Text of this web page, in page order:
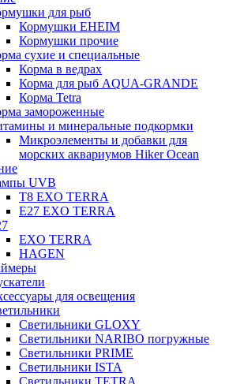
для рыб
Кормушки EHEIM
Кормушки прочие
сухие и специальные
Корма в ведрах
Корма для рыб AQUA-GRANDE
Корма Tetra
замороженные
и минеральные подкормки
Микроэлементы и добавки для
морских аквариумов Hiker Ocean
UVB
Т8 EXO TERRA
Е27 EXO TERRA
EXO TERRA
HAGEN
для освещения
Светильники GLOXY
Светильники NARIBO погружные
Светильники PRIME
Светильники ISTA
Светильники TETRA